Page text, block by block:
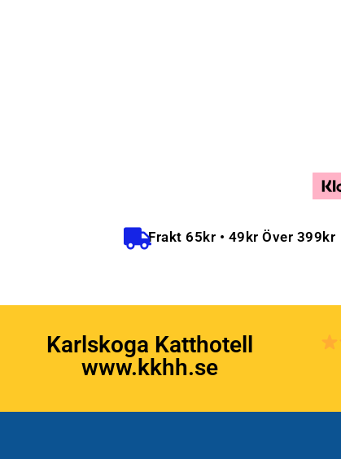
Frakt 65kr • 49kr Över 399kr
Karlskoga Katthotell
www.kkhh.se